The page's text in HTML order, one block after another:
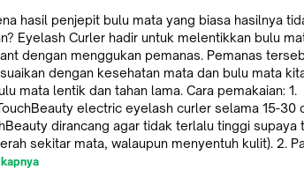
hasil penjepit bulu mata yang biasa hasilnya
Eyelash Curler hadir untuk melentikkan bulu
dengan menggukan pemanas. Pemanas
dengan kesehatan mata dan bulu mata
lentik dan tahan lama. Cara pemakaian: 1.
electric eyelash curler selama 15-30
dirancang agar tidak terlalu tinggi supaya
sekitar mata, walaupun menyentuh kulit). 2. Pakai
electric eyelash curler seperti memakai